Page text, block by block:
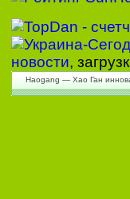
новости,
Haogang — Хао Ган